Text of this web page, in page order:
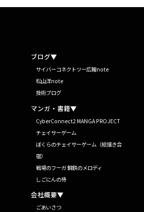
ブログ▼
サイバーコネクトツー広報note
松山洋note
技術ブログ
マンガ・書籍▼
CyberConnect2 MANGA PROJECT
チェイサーゲーム
ぼくらのチェイサーゲーム（絵描き合
宿）
戦場のフーガ 鋼鉄のメロディ
しごにんの侍
会社概要▼
ごあいさつ